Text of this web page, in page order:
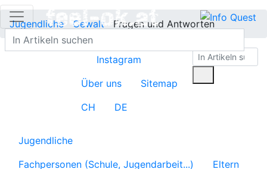
Jugendliche Gewalt Fragen und Antworten
Instagram
Über uns
Sitemap
CH
DE
Jugendliche
Fachpersonen (Schule, Jugendarbeit...)
Eltern